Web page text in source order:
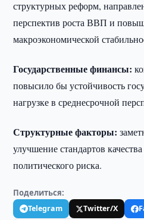
структурных реформ,
перспектив роста ВВП и
макроэкономической
Государственные финансы:
повысило бы устойчивость
нагрузке в среднесрочной
Структурные факторы:
улучшение стандартов
политического риска.
Поделиться:
Telegram Twitter/X